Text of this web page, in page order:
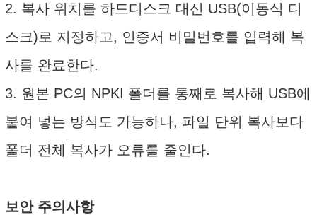
2. 복사 위치를 하드디스크 대신 USB(이동식 디
스크)로 지정하고, 인증서 비밀번호를 입력해 복
사를 완료한다.
3. 원본 PC의 NPKI 폴더를 통째로 복사해 USB에
붙여 넣는 방식도 가능하나, 파일 단위 복사보다
폴더 전체 복사가 오류를 줄인다.
보안 주의사항